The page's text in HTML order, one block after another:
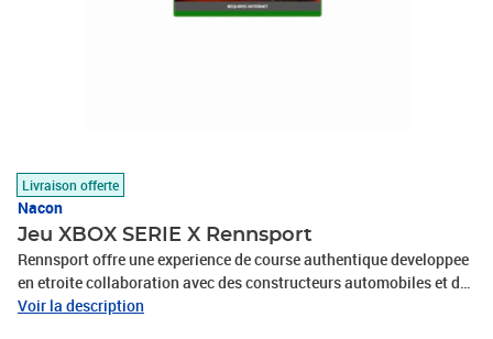
Livraison offerte
Nacon
Jeu XBOX SERIE X Rennsport
Rennsport offre une experience de course authentique developpee
en etroite collaboration avec des constructeurs automobiles et des
pilotes professionnels afin que chaque voiture ait l apparence les
Voir la description